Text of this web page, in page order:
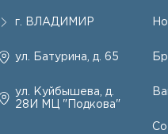
г. ВЛАДИМИР
ул. Батурина, д. 65
ул. Куйбышева, д.
28И МЦ "Подкова"